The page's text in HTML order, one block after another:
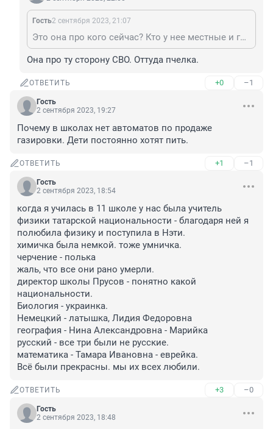
Гость2 сентября 2023, 21:07
Это она про кого сейчас? Кто у нее местные и где?
Она про ту сторону СВО. Оттуда пчелка.
ОТВЕТИТЬ +0 –1
Гость
2 сентября 2023, 19:27
Почему в школах нет автоматов по продаже
газировки. Дети постоянно хотят пить.
ОТВЕТИТЬ +1 –1
Гость
2 сентября 2023, 18:54
когда я училась в 11 школе у нас была учитель
физики татарской национальности - благодаря ней я
полюбила физику и поступила в Нэти.
химичка была немкой. тоже умничка.
черчение - полька
жаль, что все они рано умерли.
директор школы Прусов - понятно какой
национальности.
Биология - украинка.
Немецкий - латышка, Лидия Федоровна
география - Нина Александровна - Марийка
русский - все три были не русские.
математика - Тамара Ивановна - еврейка.
Всё были прекрасны. мы их всех любили.
ОТВЕТИТЬ +3 –0
Гость
2 сентября 2023, 18:48